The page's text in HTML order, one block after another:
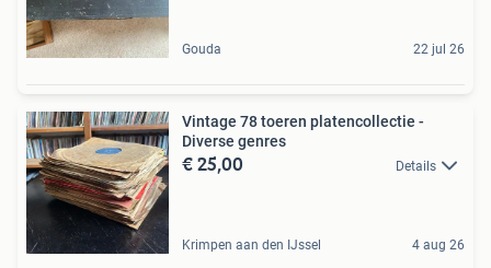
Gouda 22 jul 26
Vintage 78 toeren platencollectie -
Diverse genres
€ 25,00 Details
Krimpen aan den IJssel 4 aug 26